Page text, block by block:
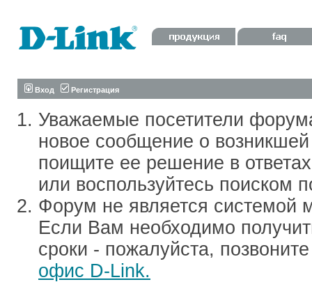
Вход Регистрация
Уважаемые посетители
новое сообщение о
поищите ее решение в
или воспользуйтесь поиском
Форум не является системой
Если Вам необходимо
сроки - пожалуйста,
офис D-Link.